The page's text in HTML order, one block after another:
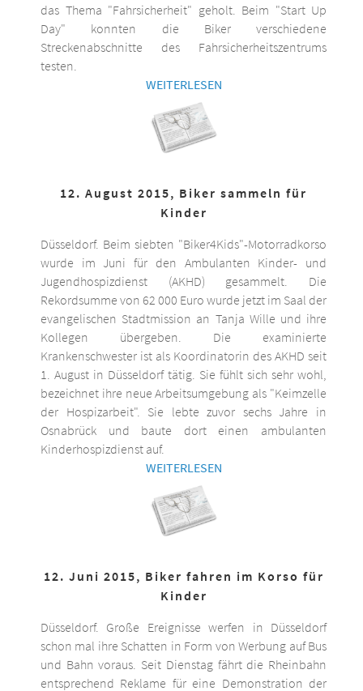
das Thema "Fahrsicherheit" geholt. Beim "Start Up
Day" konnten die Biker verschiedene
Streckenabschnitte des Fahrsicherheitszentrums
testen.
WEITERLESEN
12. August 2015, Biker sammeln für
Kinder
Düsseldorf. Beim siebten "Biker4Kids"-Motorradkorso
wurde im Juni für den Ambulanten Kinder- und
Jugendhospizdienst (AKHD) gesammelt. Die
Rekordsumme von 62 000 Euro wurde jetzt im Saal der
evangelischen Stadtmission an Tanja Wille und ihre
Kollegen übergeben. Die examinierte
Krankenschwester ist als Koordinatorin des AKHD seit
1. August in Düsseldorf tätig. Sie fühlt sich sehr wohl,
bezeichnet ihre neue Arbeitsumgebung als "Keimzelle
der Hospizarbeit". Sie lebte zuvor sechs Jahre in
Osnabrück und baute dort einen ambulanten
Kinderhospizdienst auf.
WEITERLESEN
12. Juni 2015, Biker fahren im Korso für
Kinder
Düsseldorf. Große Ereignisse werfen in Düsseldorf
schon mal ihre Schatten in Form von Werbung auf Bus
und Bahn voraus. Seit Dienstag fährt die Rheinbahn
entsprechend Reklame für eine Demonstration der